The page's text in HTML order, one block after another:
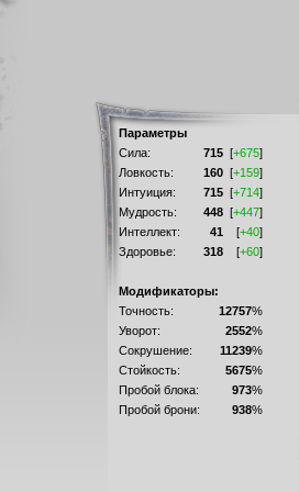
Параметры
Сила:
715 [+675]
Ловкость:
160 [+159]
Интуиция:
715 [+714]
Мудрость:
448 [+447]
Интеллект:
41 [+40]
Здоровье:
318 [+60]
Модификаторы:
Точность:
12757%
Уворот:
2552%
Сокрушение:
11239%
Стойкость:
5675%
Пробой блока:
973%
Пробой брони:
938%